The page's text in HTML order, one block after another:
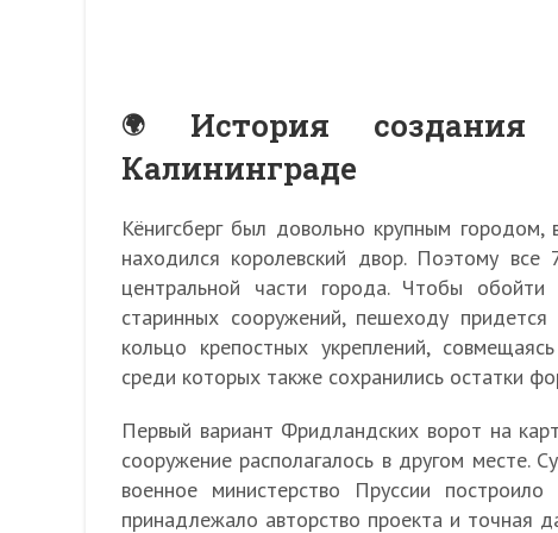
История
Калининграде
Кёнигсберг был довольно крупным
находился королевский двор. Поэтому все
центральной части города. Чтобы
старинных сооружений, пешеходу
кольцо крепостных укреплений,
среди которых также сохранились остатки
Первый вариант Фридландских ворот на
сооружение располагалось в другом месте.
военное министерство Пруссии
принадлежало авторство проекта и точная